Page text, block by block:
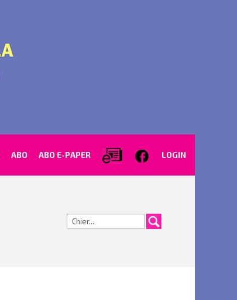
ABO ABO E-PAPER LOGIN
Cerca...